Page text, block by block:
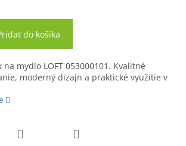
do košíka
mydlo LOFT 053000101. Kvalitné
moderný dizajn a praktické využitie v